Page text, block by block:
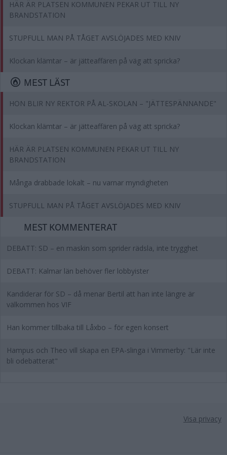
HÄR ÄR PLATSEN KOMMUNEN PEKAR UT TILL NY
BRANDSTATION
STUPFULL MAN PÅ TÅGET AVSLÖJADES MED KNIV
Klockan klämtar – är jätteaffären på väg att spricka?
MEST LÄST
HON BLIR NY REKTOR PÅ AL-SKOLAN – "JÄTTESPÄNNANDE"
Klockan klämtar – är jätteaffären på väg att spricka?
HÄR ÄR PLATSEN KOMMUNEN PEKAR UT TILL NY
BRANDSTATION
Många drabbade lokalt – nu varnar myndigheten
STUPFULL MAN PÅ TÅGET AVSLÖJADES MED KNIV
MEST KOMMENTERAT
DEBATT: SD – en maskin som sprider rädsla, inte trygghet
DEBATT: Kalmar län behöver fler lobbyister
Kandiderar för SD – då menar Bertil att han inte längre är
välkommen hos VIF
Han kommer tillbaka till Låxbo – för egen konsert
Hampus och Theo vill skapa en EPA-slinga i Vimmerby: "Lär inte
bli odebatterat"
Visa privacy